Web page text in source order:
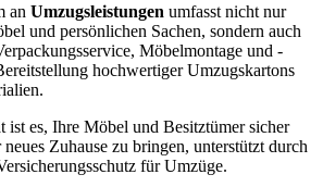
an Umzugsleistungen umfasst nicht nur
und persönlichen Sachen, sondern auch
Möbelmontage und -
hochwertiger Umzugskartons
ist es, Ihre Möbel und Besitztümer sicher
Zuhause zu bringen, unterstützt durch
für Umzüge.